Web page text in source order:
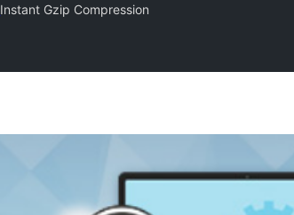
Instant Gzip Compression